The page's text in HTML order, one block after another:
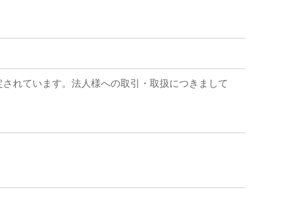
れています。法人様への取引・取扱につきまして